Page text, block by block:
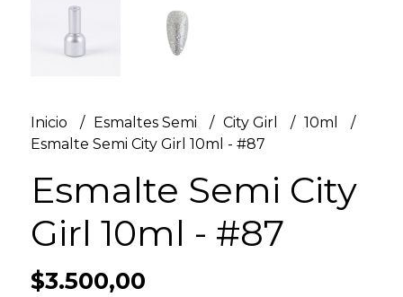
Inicio Esmaltes Semi City Girl
10ml
Esmalte Semi City Girl 10ml - #87
Esmalte Semi City
Girl 10ml - #87
$3.500,00